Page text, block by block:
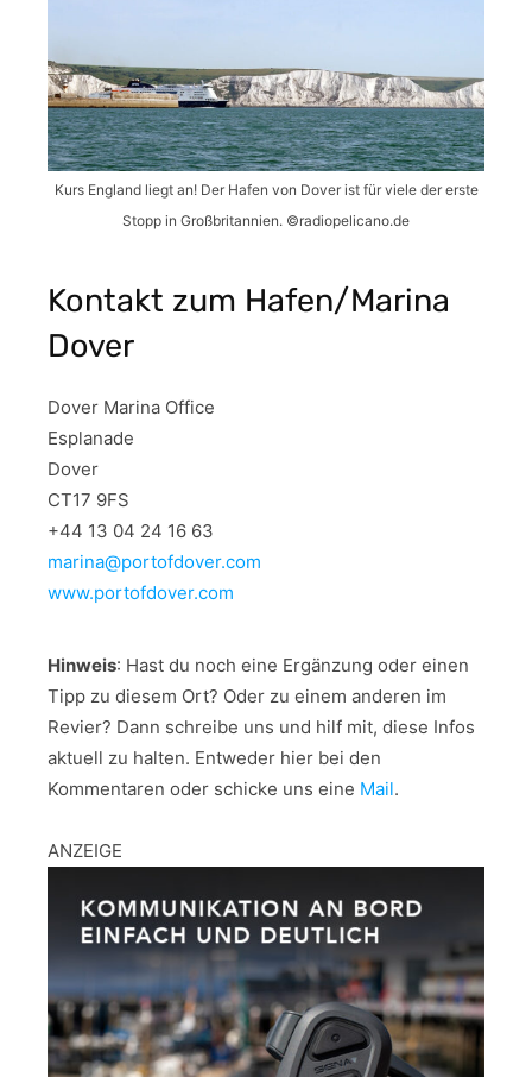
Kurs England liegt an! Der Hafen von Dover ist für viele der erste
Stopp in Großbritannien. ©radiopelicano.de
Kontakt zum Hafen/Marina
Dover
Dover Marina Office
Esplanade
Dover
CT17 9FS
+44 13 04 24 16 63
marina@portofdover.com
www.portofdover.com
Hinweis: Hast du noch eine Ergänzung oder einen
Tipp zu diesem Ort? Oder zu einem anderen im
Revier? Dann schreibe uns und hilf mit, diese Infos
aktuell zu halten. Entweder hier bei den
Kommentaren oder schicke uns eine Mail.
ANZEIGE